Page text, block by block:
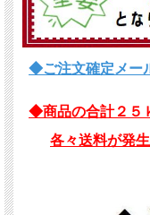
◆ご注文確定メー
◆商品の合計２５
各々送料が発